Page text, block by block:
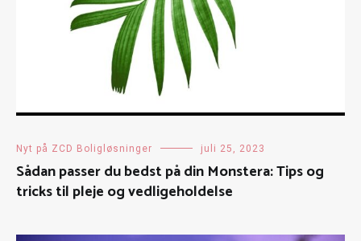
Nyt på ZCD Boligløsninger juli 25, 2023
Sådan passer du bedst på din Monstera: Tips og
tricks til pleje og vedligeholdelse